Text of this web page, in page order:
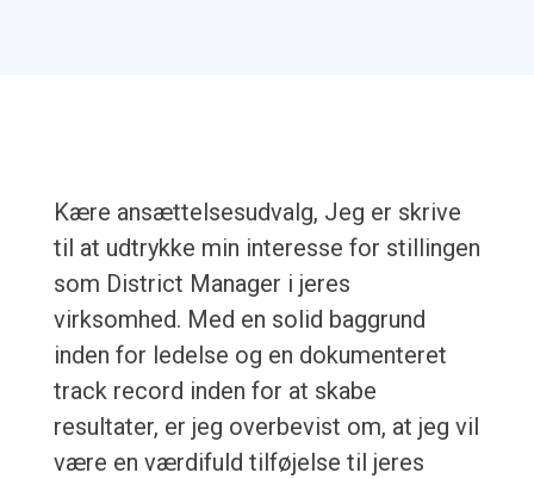
Kære ansættelsesudvalg, Jeg er skrive
til at udtrykke min interesse for stillingen
som District Manager i jeres
virksomhed. Med en solid baggrund
inden for ledelse og en dokumenteret
track record inden for at skabe
resultater, er jeg overbevist om, at jeg vil
være en værdifuld tilføjelse til jeres